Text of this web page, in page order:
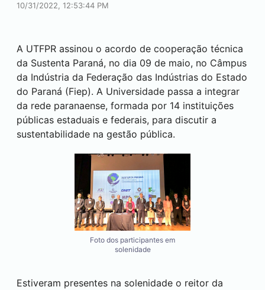
10/31/2022, 12:53:44 PM
A UTFPR assinou o acordo de cooperação técnica
da Sustenta Paraná, no dia 09 de maio, no Câmpus
da Indústria da Federação das Indústrias do Estado
do Paraná (Fiep). A Universidade passa a integrar
da rede paranaense, formada por 14 instituições
públicas estaduais e federais, para discutir a
sustentabilidade na gestão pública.
Foto dos participantes em
solenidade
Estiveram presentes na solenidade o reitor da